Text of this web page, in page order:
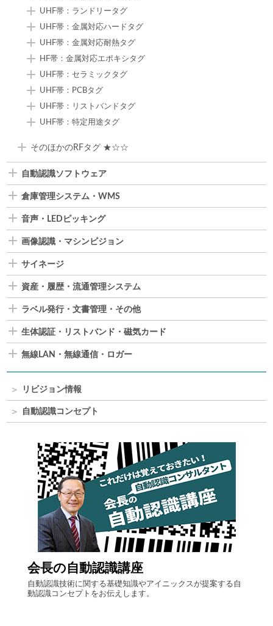
UHF帯：ランドリータグ
UHF帯：金属対応ハードタグ
UHF帯：金属対応耐熱タグ
HF帯：金属対応エポキシタグ
UHF帯：セラミックタグ
UHF帯：PCBタグ
UHF帯：リストバンドタグ
UHF帯：特定用途タグ
そのほかのRFタグ ★☆☆
自動認識ソフトウェア
倉庫管理システム・WMS
音声・LEDピッキング
画像認識・マシンビジョン
サイネージ
資産・履歴・流通管理システム
ラベル発行・文書管理・その他
生体認証・リストバンド・磁気カード
無線LAN・無線通信・ロガー
リビジョン情報
自動認識コンセプト
会長の自動認識講座
自動認識技術に関する基礎知識やアイニックスが提案する自
動認識コンセプトをお伝えします。